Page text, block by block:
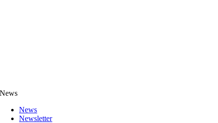
News
News
Newsletter